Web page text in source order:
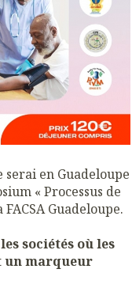
en Guadeloupe
« Processus de
Guadeloupe.
sociétés où les
un marqueur